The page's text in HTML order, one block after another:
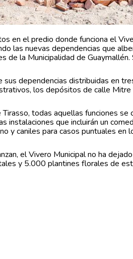
en el predio donde funciona el
las nuevas dependencias que
de la Municipalidad de
dependencias distribuidas en
los depósitos de calle Mitre
todas aquellas funciones se
instalaciones que incluirán un
y caniles para casos puntuales en
el Vivero Municipal no ha
y 5.000 plantines florales de